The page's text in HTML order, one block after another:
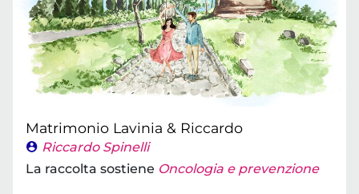
Matrimonio Lavinia & Riccardo
Riccardo Spinelli
La raccolta sostiene Oncologia e prevenzione